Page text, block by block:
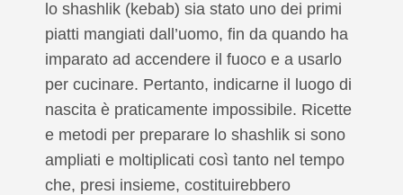
lo shashlik (kebab) sia stato uno dei primi
piatti mangiati dall’uomo, fin da quando ha
imparato ad accendere il fuoco e a usarlo
per cucinare. Pertanto, indicarne il luogo di
nascita è praticamente impossibile. Ricette
e metodi per preparare lo shashlik si sono
ampliati e moltiplicati così tanto nel tempo
che, presi insieme, costituirebbero